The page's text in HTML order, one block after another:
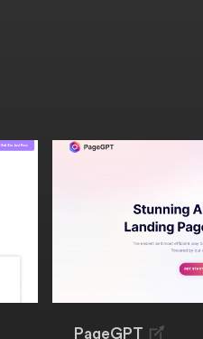
PageGPT